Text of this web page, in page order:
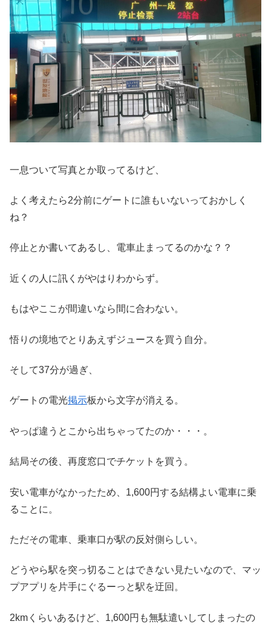
一息ついて写真とか取ってるけど、
よく考えたら2分前にゲートに誰もいないっておかしく
ね？
停止とか書いてあるし、電車止まってるのかな？？
近くの人に訊くがやはりわからず。
もはやここが間違いなら間に合わない。
悟りの境地でとりあえずジュースを買う自分。
そして37分が過ぎ、
ゲートの電光掲示板から文字が消える。
やっぱ違うとこから出ちゃってたのか・・・。
結局その後、再度窓口でチケットを買う。
安い電車がなかったため、1,600円する結構よい電車に乗
ることに。
ただその電車、乗車口が駅の反対側らしい。
どうやら駅を突っ切ることはできない見たいなので、マッ
プアプリを片手にぐるーっと駅を迂回。
2kmくらいあるけど、1,600円も無駄遣いしてしまったの